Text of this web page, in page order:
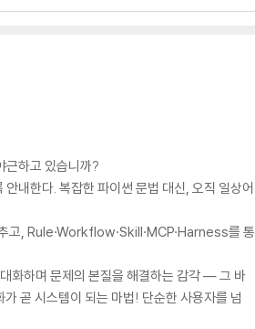
근하고 있습니까?
내한다. 복잡한 파이썬 문법 대신, 오직 일상어
고, Rule·Workflow·Skill·MCP·Harness를 통
화하며 문제의 본질을 해결하는 감각 — 그 바
곧 시스템이 되는 마법! 단순한 사용자를 넘